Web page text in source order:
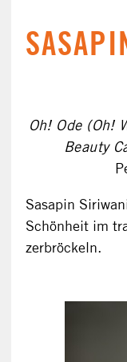
Oh! Ode (Oh!
Beauty
Sasapin
Schönheit im
zerbröckeln.